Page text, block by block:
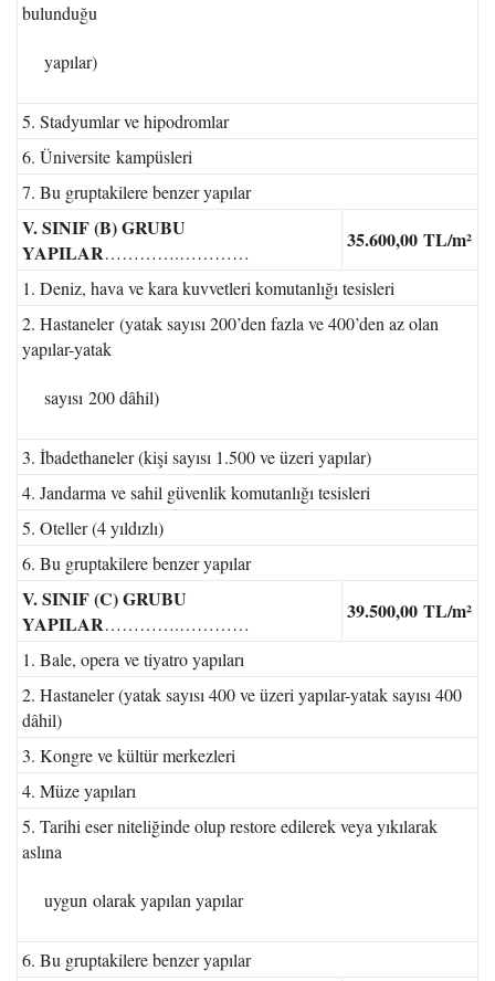
bulunduğu
yapılar)
5. Stadyumlar ve hipodromlar
6. Üniversite kampüsleri
7. Bu gruptakilere benzer yapılar
V. SINIF (B) GRUBU
YAPILAR………….…………
35.600,00 TL/m²
1. Deniz, hava ve kara kuvvetleri komutanlığı tesisleri
2. Hastaneler (yatak sayısı 200’den fazla ve 400’den az olan
yapılar-yatak
sayısı 200 dâhil)
3. İbadethaneler (kişi sayısı 1.500 ve üzeri yapılar)
4. Jandarma ve sahil güvenlik komutanlığı tesisleri
5. Oteller (4 yıldızlı)
6. Bu gruptakilere benzer yapılar
V. SINIF (C) GRUBU
YAPILAR………….…………
39.500,00 TL/m²
1. Bale, opera ve tiyatro yapıları
2. Hastaneler (yatak sayısı 400 ve üzeri yapılar-yatak sayısı 400
dâhil)
3. Kongre ve kültür merkezleri
4. Müze yapıları
5. Tarihi eser niteliğinde olup restore edilerek veya yıkılarak
aslına
uygun olarak yapılan yapılar
6. Bu gruptakilere benzer yapılar